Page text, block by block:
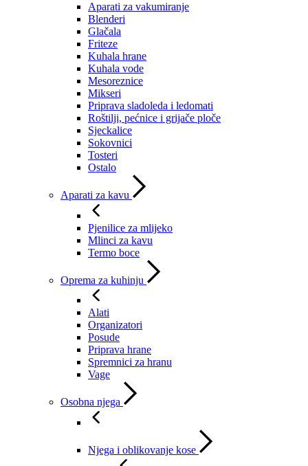
Aparati za vakumiranje
Blenderi
Glačala
Friteze
Kuhala hrane
Kuhala vode
Mesoreznice
Mikseri
Priprava sladoleda i ledomati
Roštilji, pećnice i grijače ploče
Sjeckalice
Sokovnici
Tosteri
Ostalo
Aparati za kavu
Pjenilice za mlijeko
Mlinci za kavu
Termo boce
Oprema za kuhinju
Alati
Organizatori
Posude
Priprava hrane
Spremnici za hranu
Vage
Osobna njega
Njega i oblikovanje kose